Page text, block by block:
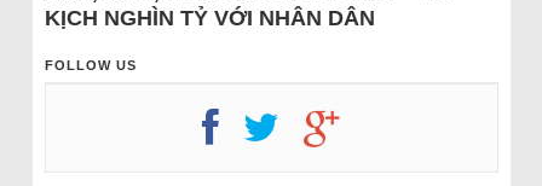
KỊCH NGHÌN TỶ VỚI NHÂN DÂN
FOLLOW US